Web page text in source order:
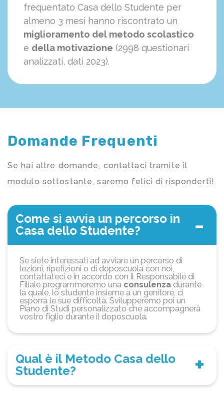
frequentato Casa dello Studente per
almeno 3 mesi hanno riscontrato un
miglioramento del metodo scolastico
e della motivazione (2998 questionari
analizzati, dati 2023).
Domande Frequenti
Se hai altre domande, contattaci tramite il
modulo sottostante, saremo felici di risponderti!
Come si avvia un percorso in
Casa dello Studente?
Se siete interessati ad avviare un percorso di
lezioni, ripetizioni o di doposcuola con noi,
contattateci e in accordo con il Responsabile di
Filiale programmeremo una consulenza durante
la quale, lo studente insieme a un genitore, ci
esporrà le sue difficoltà. Svilupperemo poi un
Piano di Studi personalizzato che accompagnerà
vostro figlio durante il doposcuola.
Qual è il Metodo Casa dello
Studente?